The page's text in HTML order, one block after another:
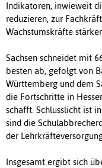
Indikatoren, inwieweit
reduzieren, zur
Wachstumskräfte
Sachsen schneidet mit
besten ab, gefolgt von
Württemberg und dem
die Fortschritte in
schafft. Schlusslicht ist
sind die
der
Insgesamt ergibt sich